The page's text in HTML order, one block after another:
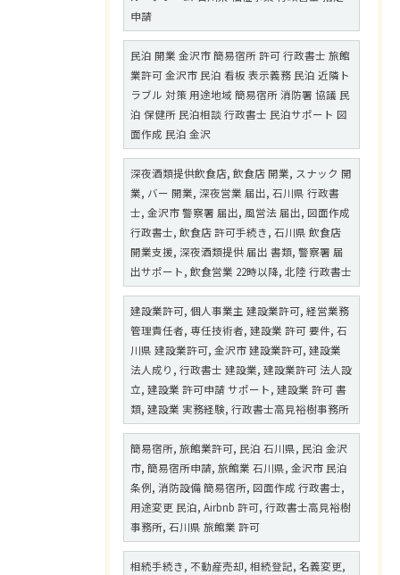
申請
民泊 開業 金沢市 簡易宿所 許可 行政書士 旅館
業許可 金沢市 民泊 看板 表示義務 民泊 近隣ト
ラブル 対策 用途地域 簡易宿所 消防署 協議 民
泊 保健所 民泊相談 行政書士 民泊サポート 図
面作成 民泊 金沢
深夜酒類提供飲食店, 飲食店 開業, スナック 開
業, バー 開業, 深夜営業 届出, 石川県 行政書
士, 金沢市 警察署 届出, 風営法 届出, 図面作成
行政書士, 飲食店 許可手続き, 石川県 飲食店
開業支援, 深夜酒類提供 届出 書類, 警察署 届
出サポート, 飲食営業 22時以降, 北陸 行政書士
建設業許可, 個人事業主 建設業許可, 経営業務
管理責任者, 専任技術者, 建設業 許可 要件, 石
川県 建設業許可, 金沢市 建設業許可, 建設業
法人成り, 行政書士 建設業, 建設業許可 法人設
立, 建設業 許可申請 サポート, 建設業 許可 書
類, 建設業 実務経験, 行政書士高見裕樹事務所
簡易宿所, 旅館業許可, 民泊 石川県, 民泊 金沢
市, 簡易宿所申請, 旅館業 石川県, 金沢市 民泊
条例, 消防設備 簡易宿所, 図面作成 行政書士,
用途変更 民泊, Airbnb 許可, 行政書士高見裕樹
事務所, 石川県 旅館業 許可
相続手続き, 不動産売却, 相続登記, 名義変更,